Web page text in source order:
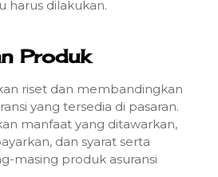
harus dilakukan.
Produk
riset dan membandingkan
yang tersedia di pasaran.
manfaat yang ditawarkan,
dan syarat serta
masing produk asuransi